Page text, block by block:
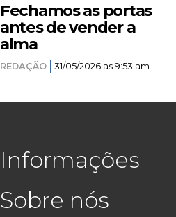
Fechamos as portas
antes de vender a
alma
REDAÇÃO 31/05/2026 as 9:53 am
Informações
Sobre nós